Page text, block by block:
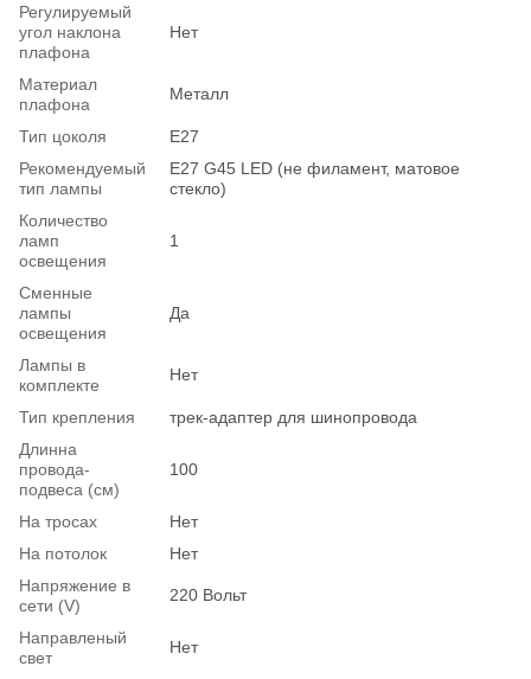
Регулируемый
угол наклона
плафона
Нет
Материал
плафона
Металл
Тип цоколя
E27
Рекомендуемый
тип лампы
Е27 G45 LED (не филамент, матовое
стекло)
Количество
ламп
освещения
1
Сменные
лампы
освещения
Да
Лампы в
комплекте
Нет
Тип крепления
трек-адаптер для шинопровода
Длинна
провода-
подвеса (см)
100
На тросах
Нет
На потолок
Нет
Напряжение в
сети (V)
220 Вольт
Hаправленый
свет
Нет